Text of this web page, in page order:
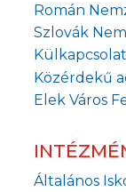
Román
Szlovák
Közérdekű
Elek Város
Általános